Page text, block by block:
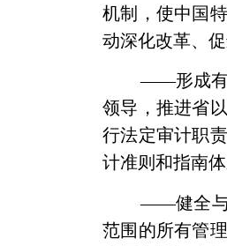
机制，使中国
动深化改革、
——形成有
领导，推进省
行法定审计职
计准则和指南
——健全与
范围的所有管